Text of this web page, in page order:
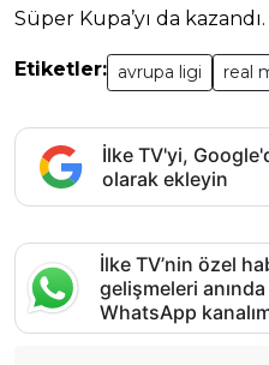
Süper Kupa’yı da kazandı.
Etiketler: avrupa ligi real
İlke TV'yi,
olarak ekleyin
İlke TV’nin özel
gelişmeleri
WhatsApp